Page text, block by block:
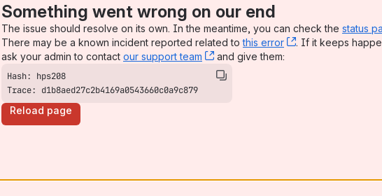
Something went wrong on our end
The issue should resolve on its own. In the meantime, you can check the status
There may be a known incident reported related tothis error , (opens new
. If it keeps
ask your admin to contact our support team , (opens new window)
and give them:
Trace: d1b8aed27c2b4169a0543660c0a9c879
Reload page